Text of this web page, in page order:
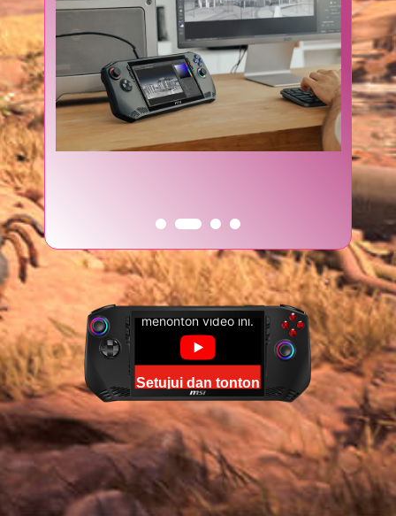
Setujui cookie YouTube untuk
menonton video ini.
Setujui dan tonton